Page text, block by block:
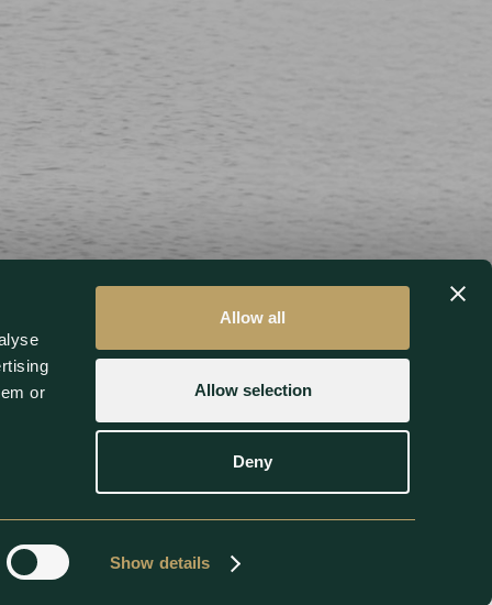
or
Show details
Allow all
Allow selection
Deny